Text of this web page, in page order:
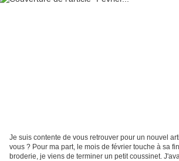
Je suis contente de vous retrouver pour un nouvel
vous ? Pour ma part, le mois de février touche à sa
broderie, je viens de terminer un petit coussinet.